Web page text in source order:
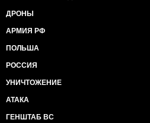
ДРОНЫ
АРМИЯ РФ
ПОЛЬША
РОССИЯ
УНИЧТОЖЕНИЕ
АТАКА
ГЕНШТАБ ВС